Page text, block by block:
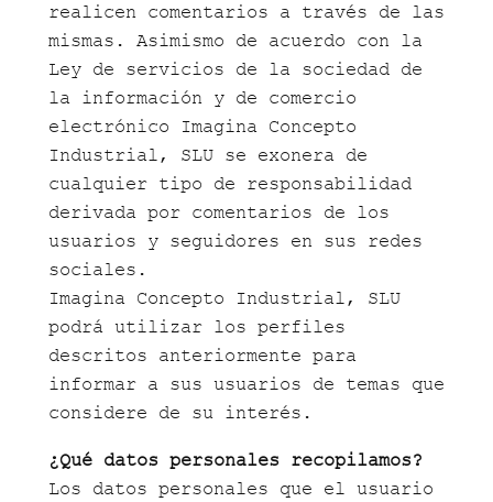
realicen comentarios a través de las
mismas. Asimismo de acuerdo con la
Ley de servicios de la sociedad de
la información y de comercio
electrónico Imagina Concepto
Industrial, SLU se exonera de
cualquier tipo de responsabilidad
derivada por comentarios de los
usuarios y seguidores en sus redes
sociales.
Imagina Concepto Industrial, SLU
podrá utilizar los perfiles
descritos anteriormente para
informar a sus usuarios de temas que
considere de su interés.
¿Qué datos personales recopilamos?
Los datos personales que el usuario